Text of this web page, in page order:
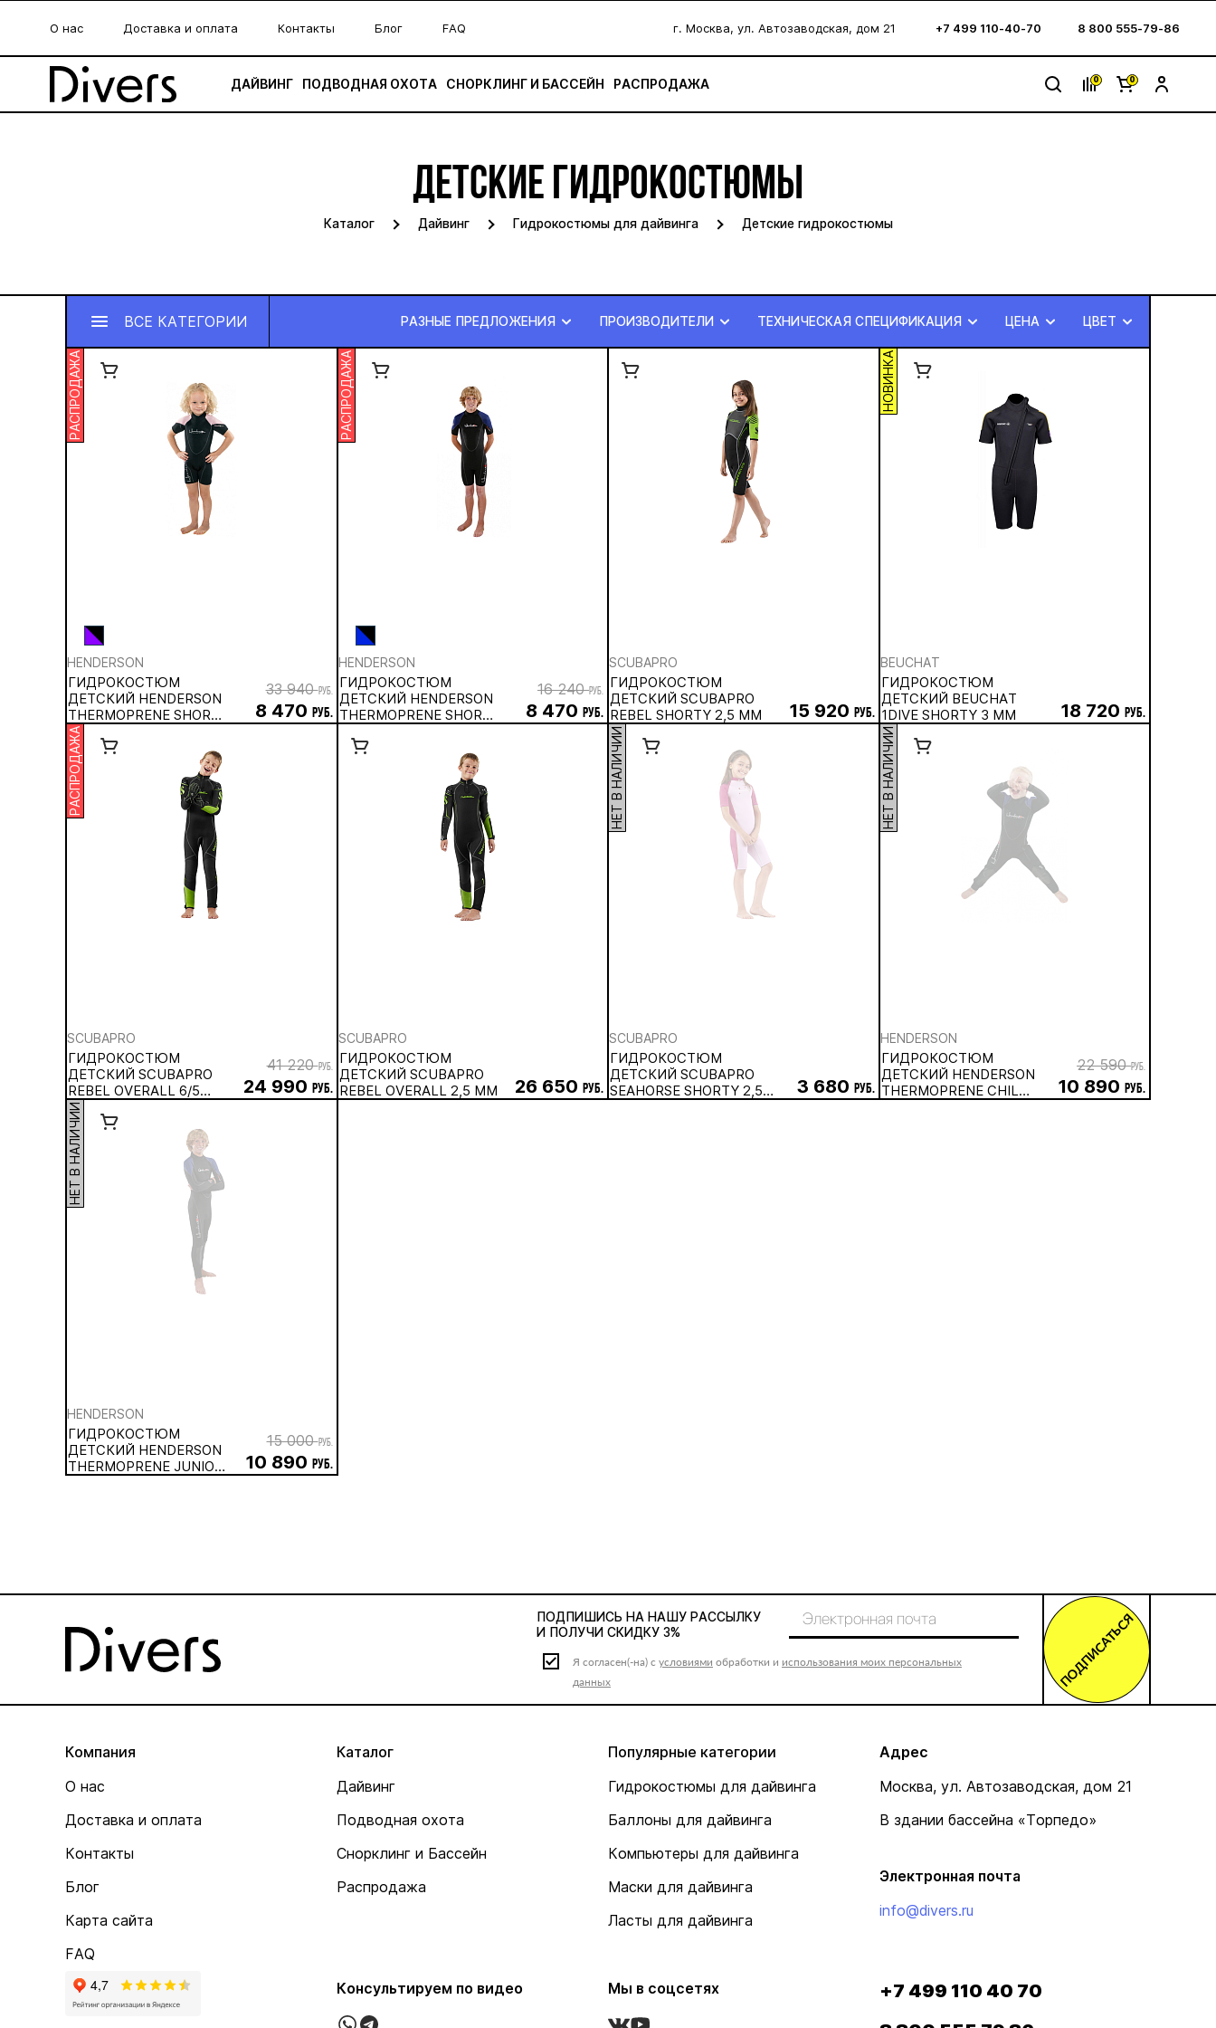
О нас Доставка и оплата Контакты Блог FAQ г. Москва, ул. Автозаводская, дом 21 +7 499 110-40-70 8 800 555-79-86
ДАЙВИНГ ПОДВОДНАЯ ОХОТА СНОРКЛИНГ И БАССЕЙН РАСПРОДАЖА 0 0
ДЕТСКИЕ ГИДРОКОСТЮМЫ
Каталог Дайвинг Гидрокостюмы для дайвинга Детские гидрокостюмы
ВСЕ КАТЕГОРИИ РАЗНЫЕ ПРЕДЛОЖЕНИЯ ПРОИЗВОДИТЕЛИ ТЕХНИЧЕСКАЯ СПЕЦИФИКАЦИЯ ЦЕНА ЦВЕТ
РАСПРОДАЖА
HENDERSON
ГИДРОКОСТЮМ
ДЕТСКИЙ HENDERSON
THERMOPRENE SHORTY
CHILD 3 ММ
33 940руб.
8 470 руб.
РАСПРОДАЖА
HENDERSON
ГИДРОКОСТЮМ
ДЕТСКИЙ HENDERSON
THERMOPRENE SHORTY
16 240руб.
8 470 руб.
SCUBAPRO
ГИДРОКОСТЮМ
ДЕТСКИЙ SCUBAPRO
REBEL SHORTY 2,5 ММ
15 920 руб.
НОВИНКА
BEUCHAT
ГИДРОКОСТЮМ
ДЕТСКИЙ BEUCHAT
1DIVE SHORTY 3 ММ
18 720 руб.
РАСПРОДАЖА
SCUBAPRO
ГИДРОКОСТЮМ
ДЕТСКИЙ SCUBAPRO
REBEL OVERALL 6/5
ММ
41 220руб.
24 990 руб.
SCUBAPRO
ГИДРОКОСТЮМ
ДЕТСКИЙ SCUBAPRO
REBEL OVERALL 2,5 ММ
26 650 руб.
НЕТ В НАЛИЧИИ
SCUBAPRO
ГИДРОКОСТЮМ
ДЕТСКИЙ SCUBAPRO
SEAHORSE SHORTY 2,5
3 680 руб.
НЕТ В НАЛИЧИИ
HENDERSON
ГИДРОКОСТЮМ
ДЕТСКИЙ HENDERSON
THERMOPRENE CHILD
22 590руб.
10 890 руб.
НЕТ В НАЛИЧИИ
HENDERSON
ГИДРОКОСТЮМ
ДЕТСКИЙ HENDERSON
THERMOPRENE JUNIOR
15 000руб.
10 890 руб.
ПОДПИШИСЬ НА НАШУ РАССЫЛКУ
И ПОЛУЧИ СКИДКУ 3%
Я согласен(-на) с условиями обработки и использования моих персональных
данных
ПОДПИСАТЬСЯ
Компания
О нас
Доставка и оплата
Контакты
Блог
Карта сайта
FAQ
Каталог
Дайвинг
Подводная охота
Снорклинг и Бассейн
Распродажа
Популярные категории
Гидрокостюмы для дайвинга
Баллоны для дайвинга
Компьютеры для дайвинга
Маски для дайвинга
Ласты для дайвинга
Адрес
Москва, ул. Автозаводская, дом 21
В здании бассейна «Торпедо»
Электронная почта
info@divers.ru
Консультируем по видео Мы в соцсетях
+7 499 110 40 70